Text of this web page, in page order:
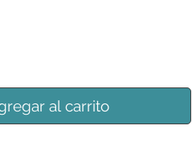
al carrito